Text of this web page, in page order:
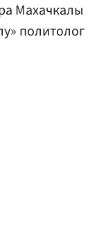
Махачкалы
политолог